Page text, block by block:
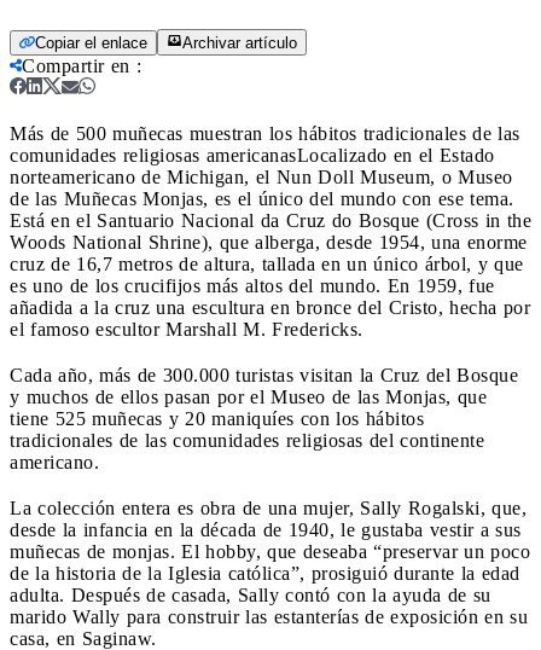
Copiar el enlace Archivar artículo
Compartir en :
Más de 500 muñecas muestran los hábitos tradicionales de las
comunidades religiosas americanasLocalizado en el Estado
norteamericano de Michigan, el Nun Doll Museum, o Museo
de las Muñecas Monjas, es el único del mundo con ese tema.
Está en el Santuario Nacional da Cruz do Bosque (Cross in the
Woods National Shrine), que alberga, desde 1954, una enorme
cruz de 16,7 metros de altura, tallada en un único árbol, y que
es uno de los crucifijos más altos del mundo. En 1959, fue
añadida a la cruz una escultura en bronce del Cristo, hecha por
el famoso escultor Marshall M. Fredericks.
Cada año, más de 300.000 turistas visitan la Cruz del Bosque
y muchos de ellos pasan por el Museo de las Monjas, que
tiene 525 muñecas y 20 maniquíes con los hábitos
tradicionales de las comunidades religiosas del continente
americano.
La colección entera es obra de una mujer, Sally Rogalski, que,
desde la infancia en la década de 1940, le gustaba vestir a sus
muñecas de monjas. El hobby, que deseaba “preservar un poco
de la historia de la Iglesia católica”, prosiguió durante la edad
adulta. Después de casada, Sally contó con la ayuda de su
marido Wally para construir las estanterías de exposición en su
casa, en Saginaw.